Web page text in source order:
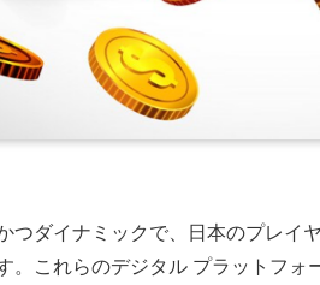
つダイナミックで、日本のプレイ
。これらのデジタル プラットフ